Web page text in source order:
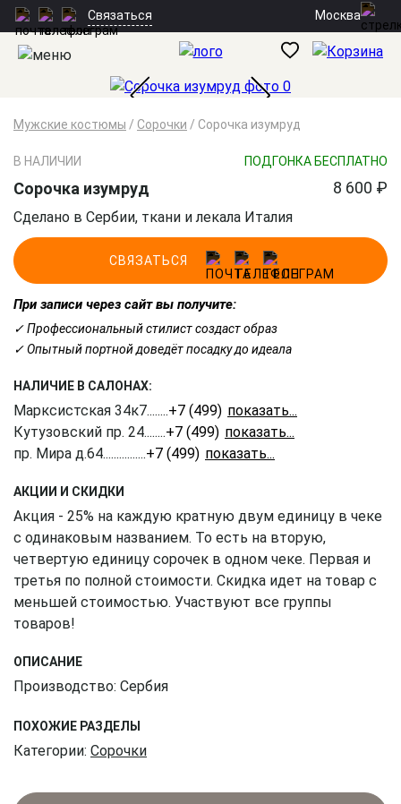
Связаться Москва
Мужские костюмы / Сорочки / Сорочка изумруд
В НАЛИЧИИ ПОДГОНКА БЕСПЛАТНО
Сорочка изумруд 8 600 ₽
Сделано в Сербии, ткани и лекала Италия
СВЯЗАТЬСЯ
При записи через сайт вы получите:
✓ Профессиональный стилист создаст образ
✓ Опытный портной доведёт посадку до идеала
НАЛИЧИЕ В САЛОНАХ:
Марксистская 34к7........+7 (499) 350-41-77
Кутузовский пр. 24........+7 (499) 703-20-90
пр. Мира д.64................+7 (499) 350-51-05
АКЦИИ И СКИДКИ
Акция - 25% на каждую кратную двум единицу в чеке
с одинаковым названием. То есть на вторую,
четвертую единицу сорочек в одном чеке. Первая и
третья по полной стоимости. Скидка идет на товар с
меньшей стоимостью. Участвуют все группы
товаров!
ОПИСАНИЕ
Производство: Сербия
ПОХОЖИЕ РАЗДЕЛЫ
Категории: Сорочки